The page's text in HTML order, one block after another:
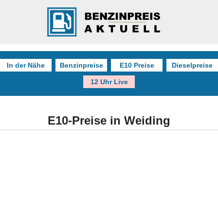
In der Nähe Benzinpreise E10 Preise Dieselpreise
12 Uhr Live
E10-Preise in Weiding